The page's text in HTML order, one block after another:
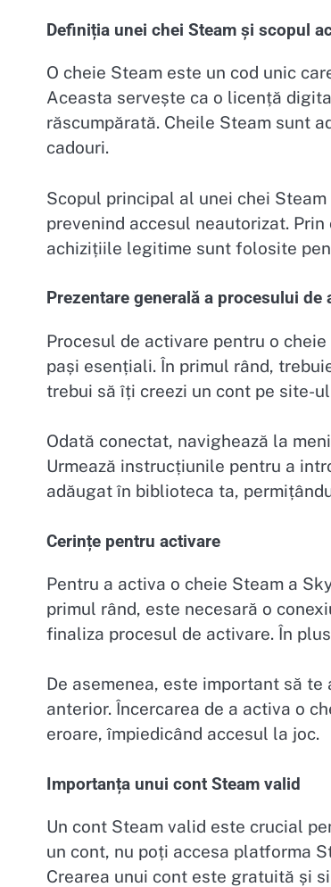
Definiția unei chei Steam și scopul
O cheie Steam este un cod unic
Aceasta servește ca o licență
răscumpărată. Cheile Steam sunt
cadouri.
Scopul principal al unei chei
prevenind accesul neautorizat.
achizițiile legitime sunt folosite
Prezentare generală a procesului de
Procesul de activare pentru o cheie
pași esențiali. În primul rând,
trebui să îți creezi un cont pe site-
Odată conectat, navighează la
Urmează instrucțiunile pentru a
adăugat în biblioteca ta,
Cerințe pentru activare
Pentru a activa o cheie Steam a
primul rând, este necesară o
finaliza procesul de activare. În
De asemenea, este important să
anterior. Încercarea de a activa o
eroare, împiedicând accesul la joc.
Importanța unui cont Steam valid
Un cont Steam valid este crucial
un cont, nu poți accesa platforma
Crearea unui cont este gratuită și